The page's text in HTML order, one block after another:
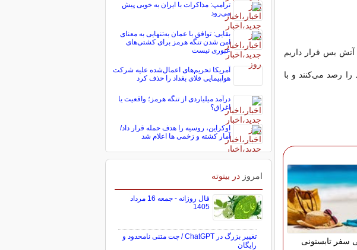
بس قرار داریم
رصد می‌کنند و با
سفر تابستونی
ترامپ: مذاکرات با ایران به خوبی پیش
می‌رود
بقایی: توافق با عمان به‌تنهایی به معنای
امن شدن تنگه هرمز برای کشتی‌های
عبوری نیست
آمریکا تحریم‌های اعمال‌شده علیه شرکت
هواپیمایی فلای بغداد را حذف کرد
درآمد میلیاردی از تنگه هرمز؛ واقعیت یا
اغراق؟
اوکراین، روسیه را هدف حمله قرار داد/
آمار کشته و زخمی ها اعلام شد
امروز در بیتوته
فال روزانه - جمعه 16 مرداد
1405
تغییر بزرگ در ChatGPT / چت متنی نامحدود و
رایگان